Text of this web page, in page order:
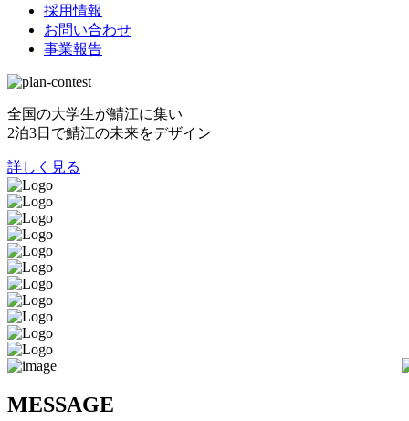
採用情報
お問い合わせ
事業報告
全国の大学生が鯖江に集い
2泊3日で鯖江の未来をデザイン
詳しく見る
MESSAGE